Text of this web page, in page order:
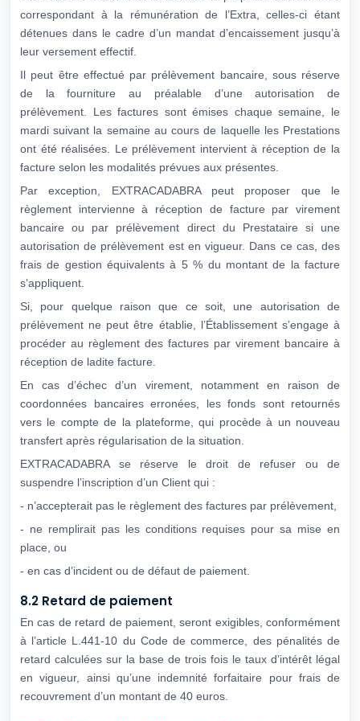
correspondant à la rémunération de l’Extra, celles-ci étant
détenues dans le cadre d’un mandat d’encaissement jusqu’à
leur versement effectif.
Il peut être effectué par prélèvement bancaire, sous réserve
de la fourniture au préalable d’une autorisation de
prélèvement. Les factures sont émises chaque semaine, le
mardi suivant la semaine au cours de laquelle les Prestations
ont été réalisées. Le prélèvement intervient à réception de la
facture selon les modalités prévues aux présentes.
Par exception, EXTRACADABRA peut proposer que le
règlement intervienne à réception de facture par virement
bancaire ou par prélèvement direct du Prestataire si une
autorisation de prélèvement est en vigueur. Dans ce cas, des
frais de gestion équivalents à 5 % du montant de la facture
s’appliquent.
Si, pour quelque raison que ce soit, une autorisation de
prélèvement ne peut être établie, l’Établissement s’engage à
procéder au règlement des factures par virement bancaire à
réception de ladite facture.
En cas d’échec d’un virement, notamment en raison de
coordonnées bancaires erronées, les fonds sont retournés
vers le compte de la plateforme, qui procède à un nouveau
transfert après régularisation de la situation.
EXTRACADABRA se réserve le droit de refuser ou de
suspendre l’inscription d’un Client qui :
- n’accepterait pas le règlement des factures par prélèvement,
- ne remplirait pas les conditions requises pour sa mise en
place, ou
- en cas d’incident ou de défaut de paiement.
8.2 Retard de paiement
En cas de retard de paiement, seront exigibles, conformément
à l’article L.441-10 du Code de commerce, des pénalités de
retard calculées sur la base de trois fois le taux d’intérêt légal
en vigueur, ainsi qu’une indemnité forfaitaire pour frais de
recouvrement d’un montant de 40 euros.